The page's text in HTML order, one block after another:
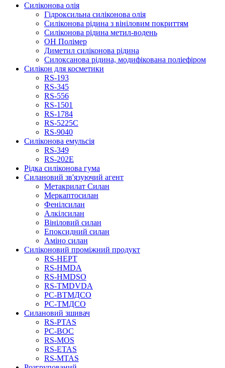
Силіконова олія
Гідроксильна силіконова олія
Силіконова рідина з вініловим покриттям
Силіконова рідина метил-водень
OH Полімер
Диметил силіконова рідина
Силоксанова рідина, модифікована поліефіром
Силікон для косметики
RS-193
RS-345
RS-556
RS-1501
RS-1784
RS-5225C
RS-9040
Силіконова емульсія
RS-349
RS-202E
Рідка силіконова гума
Силановий зв'язуючий агент
Метакрилат Силан
Меркаптосилан
Фенілсилан
Алкілсилан
Вініловий силан
Епоксидний силан
Аміно силан
Силіконовий проміжний продукт
RS-HEPT
RS-HMDA
RS-HMDSO
RS-TMDVDA
РС-ВТМДСО
РС-ТМДСО
Силановий зшивач
RS-PTAS
РС-ВОС
RS-MOS
RS-ETAS
RS-MTAS